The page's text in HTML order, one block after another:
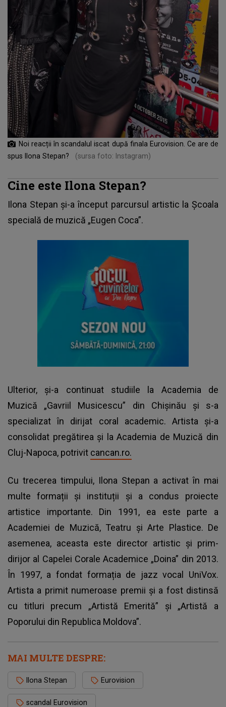
Noi reacții în scandalul iscat după finala Eurovision. Ce are de
spus Ilona Stepan?
(sursa foto: Instagram)
Cine este Ilona Stepan?
Ilona Stepan și-a început parcursul artistic la Școala
specială de muzică „Eugen Coca”.
Ulterior, și-a continuat studiile la Academia de
Muzică „Gavriil Musicescu” din Chișinău și s-a
specializat în dirijat coral academic. Artista și-a
consolidat pregătirea și la Academia de Muzică din
Cluj-Napoca, potrivit cancan.ro.
Cu trecerea timpului, Ilona Stepan a activat în mai
multe formații și instituții și a condus proiecte
artistice importante. Din 1991, ea este parte a
Academiei de Muzică, Teatru și Arte Plastice. De
asemenea, aceasta este director artistic și prim-
dirijor al Capelei Corale Academice „Doina” din 2013.
În 1997, a fondat formația de jazz vocal UniVox.
Artista a primit numeroase premii și a fost distinsă
cu titluri precum „Artistă Emerită” și „Artistă a
Poporului din Republica Moldova”.
MAI MULTE DESPRE:
Ilona Stepan Eurovision
scandal Eurovision